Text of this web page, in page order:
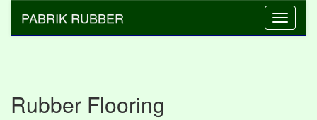
Toggle
PABRIK RUBBER
Rubber Flooring